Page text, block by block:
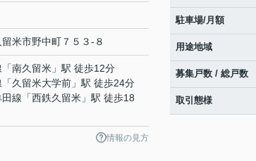
留米市野中町 ７５３-８
「南久留米 」駅 徒歩12分
「久留米大学前 」駅 徒歩24分
線 「西鉄久留米 」駅 徒歩18
情報の見方
駐車場/月額
用途地域
募集戸数 / 総戸数
取引態様